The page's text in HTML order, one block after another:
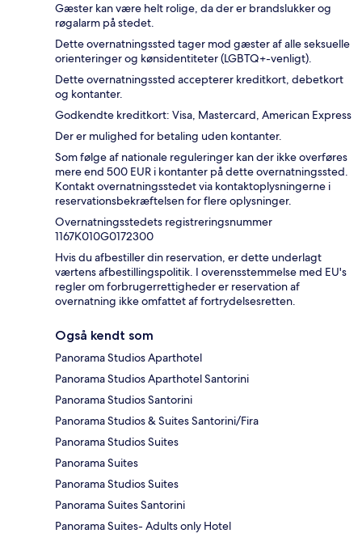
Gæster kan være helt rolige, da der er brandslukker og
røgalarm på stedet.
Dette overnatningssted tager mod gæster af alle seksuelle
orienteringer og kønsidentiteter (LGBTQ+-venligt).
Dette overnatningssted accepterer kreditkort, debetkort
og kontanter.
Godkendte kreditkort: Visa, Mastercard, American Express
Der er mulighed for betaling uden kontanter.
Som følge af nationale reguleringer kan der ikke overføres
mere end 500 EUR i kontanter på dette overnatningssted.
Kontakt overnatningsstedet via kontaktoplysningerne i
reservationsbekræftelsen for flere oplysninger.
Overnatningsstedets registreringsnummer
1167Κ010G0172300
Hvis du afbestiller din reservation, er dette underlagt
værtens afbestillingspolitik. I overensstemmelse med EU's
regler om forbrugerrettigheder er reservation af
overnatning ikke omfattet af fortrydelsesretten.
Også kendt som
Panorama Studios Aparthotel
Panorama Studios Aparthotel Santorini
Panorama Studios Santorini
Panorama Studios & Suites Santorini/Fira
Panorama Studios Suites
Panorama Suites
Panorama Studios Suites
Panorama Suites Santorini
Panorama Suites- Adults only Hotel